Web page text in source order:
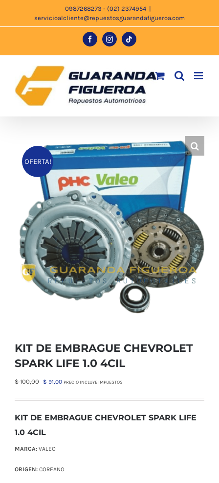
0987268273 - (02) 2374954 |
servicioalcliente@repuestosguarandafigueroa.com
FacebookInstagramTiktok
OFERTA!
KIT DE EMBRAGUE CHEVROLET
SPARK LIFE 1.0 4CIL
$100,00
El
original
$ 91,00El
actual
PRECIO INCLUYE IMPUESTOS
KIT DE EMBRAGUE CHEVROLET SPARK LIFE
1.0 4CIL
MARCA: VALEO
ORIGEN: COREANO